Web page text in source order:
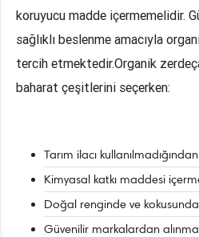
koruyucu madde içermemelidir.
sağlıklı beslenme amacıyla
tercih etmektedir.Organik
baharat çeşitlerini seçerken:
Tarım ilacı
Kimyasal katkı maddesi
Doğal renginde ve kokusunda
Güvenilir markalardan